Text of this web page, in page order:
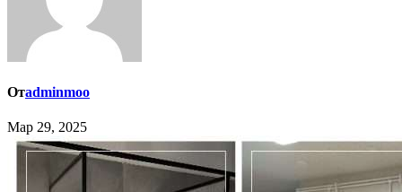
Отadminmoo
Мар 29, 2025